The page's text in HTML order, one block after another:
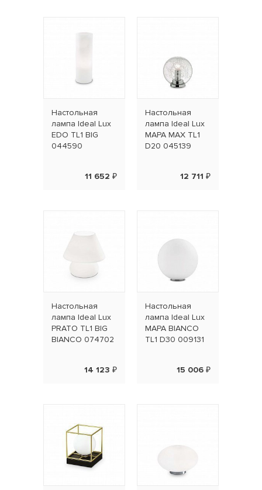
Настольная
лампа Ideal Lux
EDO TL1 BIG
044590
11 652 ₽
Настольная
лампа Ideal Lux
MAPA MAX TL1
D20 045139
12 711 ₽
Настольная
лампа Ideal Lux
PRATO TL1 BIG
BIANCO 074702
14 123 ₽
Настольная
лампа Ideal Lux
MAPA BIANCO
TL1 D30 009131
15 006 ₽